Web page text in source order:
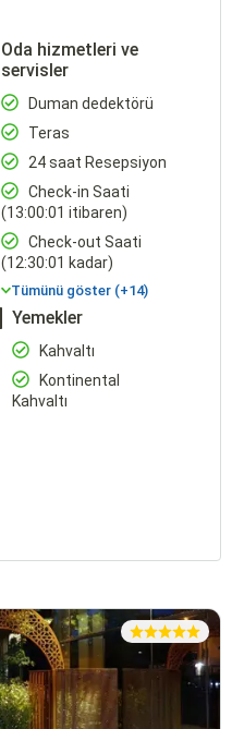
Oda hizmetleri ve
servisler
Duman dedektörü
Teras
24 saat Resepsiyon
Check-in Saati
(13:00:01 itibaren)
Check-out Saati
(12:30:01 kadar)
Tümünü göster (+14)
Yemekler
Kahvaltı
Kontinental
Kahvaltı